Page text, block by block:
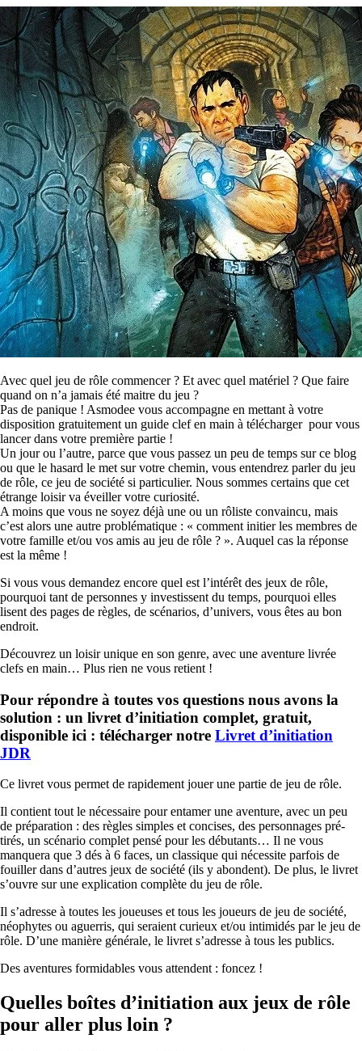
Avec quel jeu de rôle commencer ? Et avec quel matériel ? Que faire
quand on n’a jamais été maitre du jeu ?
Pas de panique ! Asmodee vous accompagne en mettant à votre
disposition gratuitement un guide clef en main à télécharger pour vous
lancer dans votre première partie !
Un jour ou l’autre, parce que vous passez un peu de temps sur ce blog
ou que le hasard le met sur votre chemin, vous entendrez parler du jeu
de rôle, ce jeu de société si particulier. Nous sommes certains que cet
étrange loisir va éveiller votre curiosité.
A moins que vous ne soyez déjà une ou un rôliste convaincu, mais
c’est alors une autre problématique : « comment initier les membres de
votre famille et/ou vos amis au jeu de rôle ? ». Auquel cas la réponse
est la même !
Si vous vous demandez encore quel est l’intérêt des jeux de rôle,
pourquoi tant de personnes y investissent du temps, pourquoi elles
lisent des pages de règles, de scénarios, d’univers, vous êtes au bon
endroit.
Découvrez un loisir unique en son genre, avec une aventure livrée
clefs en main… Plus rien ne vous retient !
Pour répondre à toutes vos questions nous avons la
solution : un livret d’initiation complet, gratuit,
disponible ici : télécharger notre Livret d’initiation
JDR
Ce livret vous permet de rapidement jouer une partie de jeu de rôle.
Il contient tout le nécessaire pour entamer une aventure, avec un peu
de préparation : des règles simples et concises, des personnages pré-
tirés, un scénario complet pensé pour les débutants… Il ne vous
manquera que 3 dés à 6 faces, un classique qui nécessite parfois de
fouiller dans d’autres jeux de société (ils y abondent). De plus, le livret
s’ouvre sur une explication complète du jeu de rôle.
Il s’adresse à toutes les joueuses et tous les joueurs de jeu de société,
néophytes ou aguerris, qui seraient curieux et/ou intimidés par le jeu de
rôle. D’une manière générale, le livret s’adresse à tous les publics.
Des aventures formidables vous attendent : foncez !
Quelles boîtes d’initiation aux jeux de rôle
pour aller plus loin ?